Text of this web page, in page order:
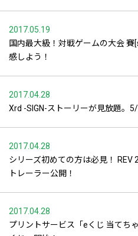
2017.05.19
国内最大級！対戦ゲームの大会
感しよう！
2017.04.28
Xrd -SIGN-ストーリーが見放題。5/
2017.04.28
シリーズ初めての方は必見！
トレーラー公開！
2017.04.28
プリントサービス「eくじ 当てち